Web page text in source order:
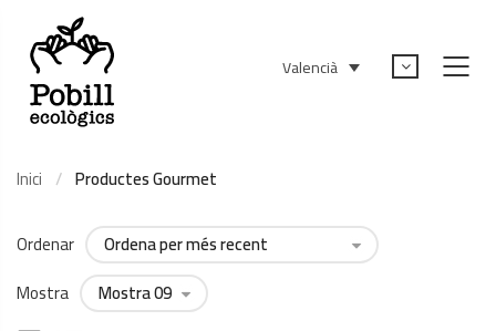
Valencià
Inici Productes Gourmet
Ordenar
Mostra